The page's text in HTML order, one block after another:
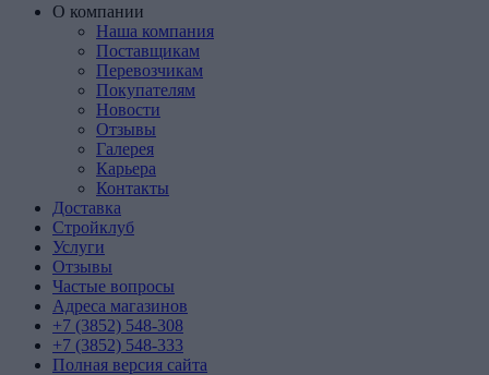
О компании
Наша компания
Поставщикам
Перевозчикам
Покупателям
Новости
Отзывы
Галерея
Карьера
Контакты
Доставка
Стройклуб
Услуги
Отзывы
Частые вопросы
Адреса магазинов
+7 (3852) 548-308
+7 (3852) 548-333
Полная версия сайта